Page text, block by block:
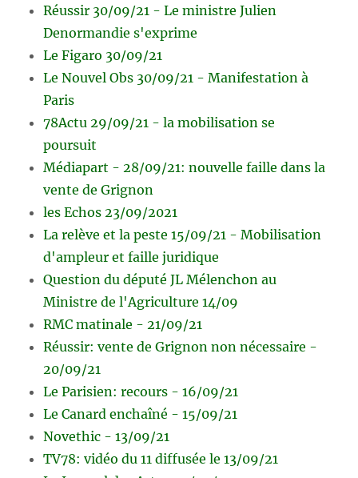
Réussir 30/09/21 - Le ministre Julien
Denormandie s'exprime
Le Figaro 30/09/21
Le Nouvel Obs 30/09/21 - Manifestation à
Paris
78Actu 29/09/21 - la mobilisation se
poursuit
Médiapart - 28/09/21: nouvelle faille dans la
vente de Grignon
les Echos 23/09/2021
La relève et la peste 15/09/21 - Mobilisation
d'ampleur et faille juridique
Question du député JL Mélenchon au
Ministre de l'Agriculture 14/09
RMC matinale - 21/09/21
Réussir: vente de Grignon non nécessaire -
20/09/21
Le Parisien: recours - 16/09/21
Le Canard enchaîné - 15/09/21
Novethic - 13/09/21
TV78: vidéo du 11 diffusée le 13/09/21